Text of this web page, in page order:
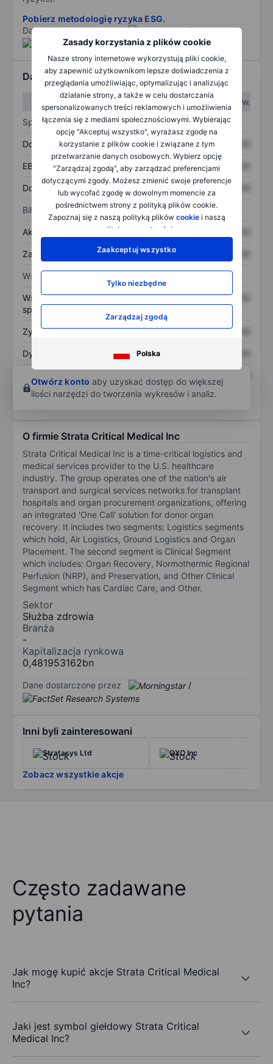
Zasady korzystania z plików cookie
Nasze strony internetowe wykorzystują pliki cookie,
aby zapewnić użytkownikom lepsze doświadczenia z
przeglądania umożliwiając, optymalizując i analizując
działanie strony, a także w celu dostarczania
spersonalizowanych treści reklamowych i umożliwienia
łączenia się z mediami społecznościowymi. Wybierając
opcję "Akceptuj wszystko", wyrażasz zgodę na
korzystanie z plików cookie i związane z tym
przetwarzanie danych osobowych. Wybierz opcję
"Zarządzaj zgodą", aby zarządzać preferencjami
dotyczącymi zgody. Możesz zmienić swoje preferencje
lub wycofać zgodę w dowolnym momencie za
pośrednictwem strony z polityką plików cookie.
Zapoznaj się z naszą polityką plików cookiei naszą
polityką
prywatności
Zaakceptuj wszystko
Tylko niezbędne
Zarządzaj zgodą
Polska
Pobierz metodologię ryzyka ESG.
Dane dostarczone przez
/
Dane finansowe
W II kw.
Sprawozdanie z zysków
Dochód XXXXXXX XXXXXXX
EBITDA XXXXXXX XXXXXXX
Dochód netto XXXXXXX XXXXXXX
Bilans
Aktywa ogółem
Zadłużenie ogółem XXXXXXX
Wskaźniki
Współczynnik cena do
sprzedaży
XXXXXXX XXXXXXX
Zysk na akcję XXXXXXX XXXXXXX
Dywidenda na akcję XXXXXXX
własnego
Otwórz konto aby uzyskać dostęp do większej
ilości narzędzi do tworzenia wykresów i analiz.
O firmie Strata Critical Medical Inc
Strata Critical Medical Inc is a time-critical logistics and
medical services provider to the U.S. healthcare
industry. The group operates one of the nation's air
transport and surgical services networks for transplant
hospitals and organ procurement organizations, offering
an integrated 'One Call' solution for donor organ
recovery. It includes two segments: Logistics segments
which hold, Air Logistics, Ground Logistics and Organ
Placement. The second segment is Clinical Segment
which includes: Organ Recovery, Normothermic Regional
Perfusion (NRP), and Preservation, and Other Clinical
Segment which has Cardiac Care, and Other.
Sektor
Służba zdrowia
Branża
-
Kapitalizacja rynkowa
0,481953162bn
Dane dostarczone przez /
Inni byli zainteresowani
Stratasys Ltd QXO Inc
Zobacz wszystkie akcje
Często zadawane
pytania
Jak mogę kupić akcje Strata Critical Medical
Inc?
Jaki jest symbol giełdowy Strata Critical
Medical Inc?